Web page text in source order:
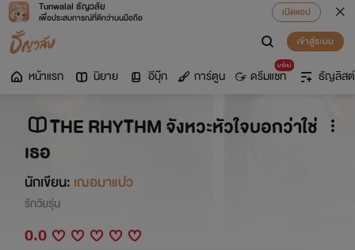
Tunwalai ธัญวลัย
เพื่อประสบการณ์ที่ดีกว่าบนมือถือ
เปิดแอป
เข้าสู่ระบบ
หน้าแรก นิยาย อีบุ๊ก การ์ตูน
มาใหม่
ดรีมแชท ธัญลิสต์
THE RHYTHM จังหวะหัวใจบอกว่าใช่
เธอ
นักเขียน: เฌอมาแปว
รักวัยรุ่น
0.0